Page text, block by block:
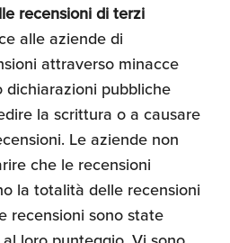
recensioni di terzi
alle aziende di
attraverso minacce
dichiarazioni pubbliche
la scrittura o a causare
Le aziende non
che le recensioni
la totalità delle recensioni
recensioni sono state